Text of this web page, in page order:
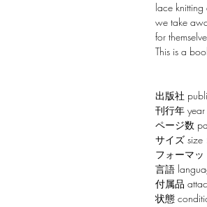
lace
we take
for
This is a
出版社
刊行年
ページ数
サイズ
フォーマッ
言語
付属品
状態